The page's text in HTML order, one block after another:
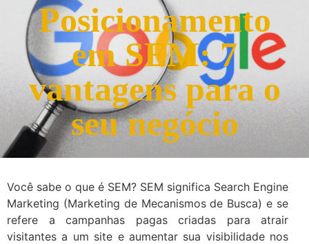
Posicionamento
em SEM: 7
vantagens para o
seu negócio
Você sabe o que é SEM? SEM significa Search Engine
Marketing (Marketing de Mecanismos de Busca) e se
refere a campanhas pagas criadas para atrair
visitantes a um site e aumentar sua visibilidade nos